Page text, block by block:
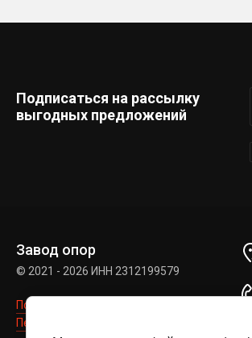
Подписаться на рассылку
выгодных предложений
Завод опор
© 2021 - 2026 ИНН 2312199579
Политика конфиденциальности
Персональные данные